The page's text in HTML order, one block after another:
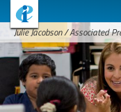
Julie Jacobson / Associated